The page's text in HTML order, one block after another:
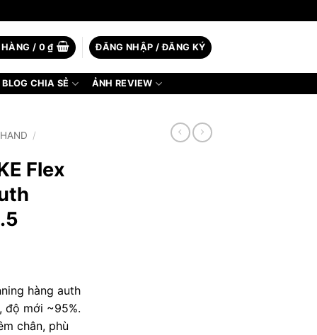
HÀNG / 0₫ ĐĂNG NHẬP / ĐĂNG KÝ
BLOG CHIA SẺ ẢNH REVIEW
/
Flex
hàng auth
độ mới ~95%.
chân, phù